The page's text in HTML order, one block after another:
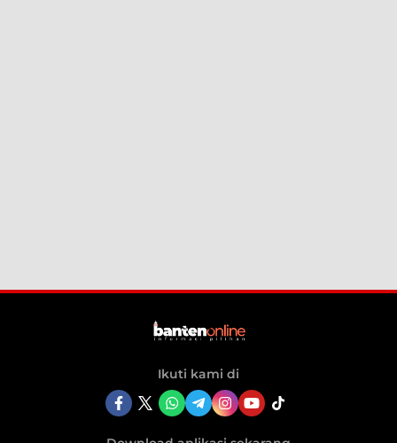
Ikuti kami di